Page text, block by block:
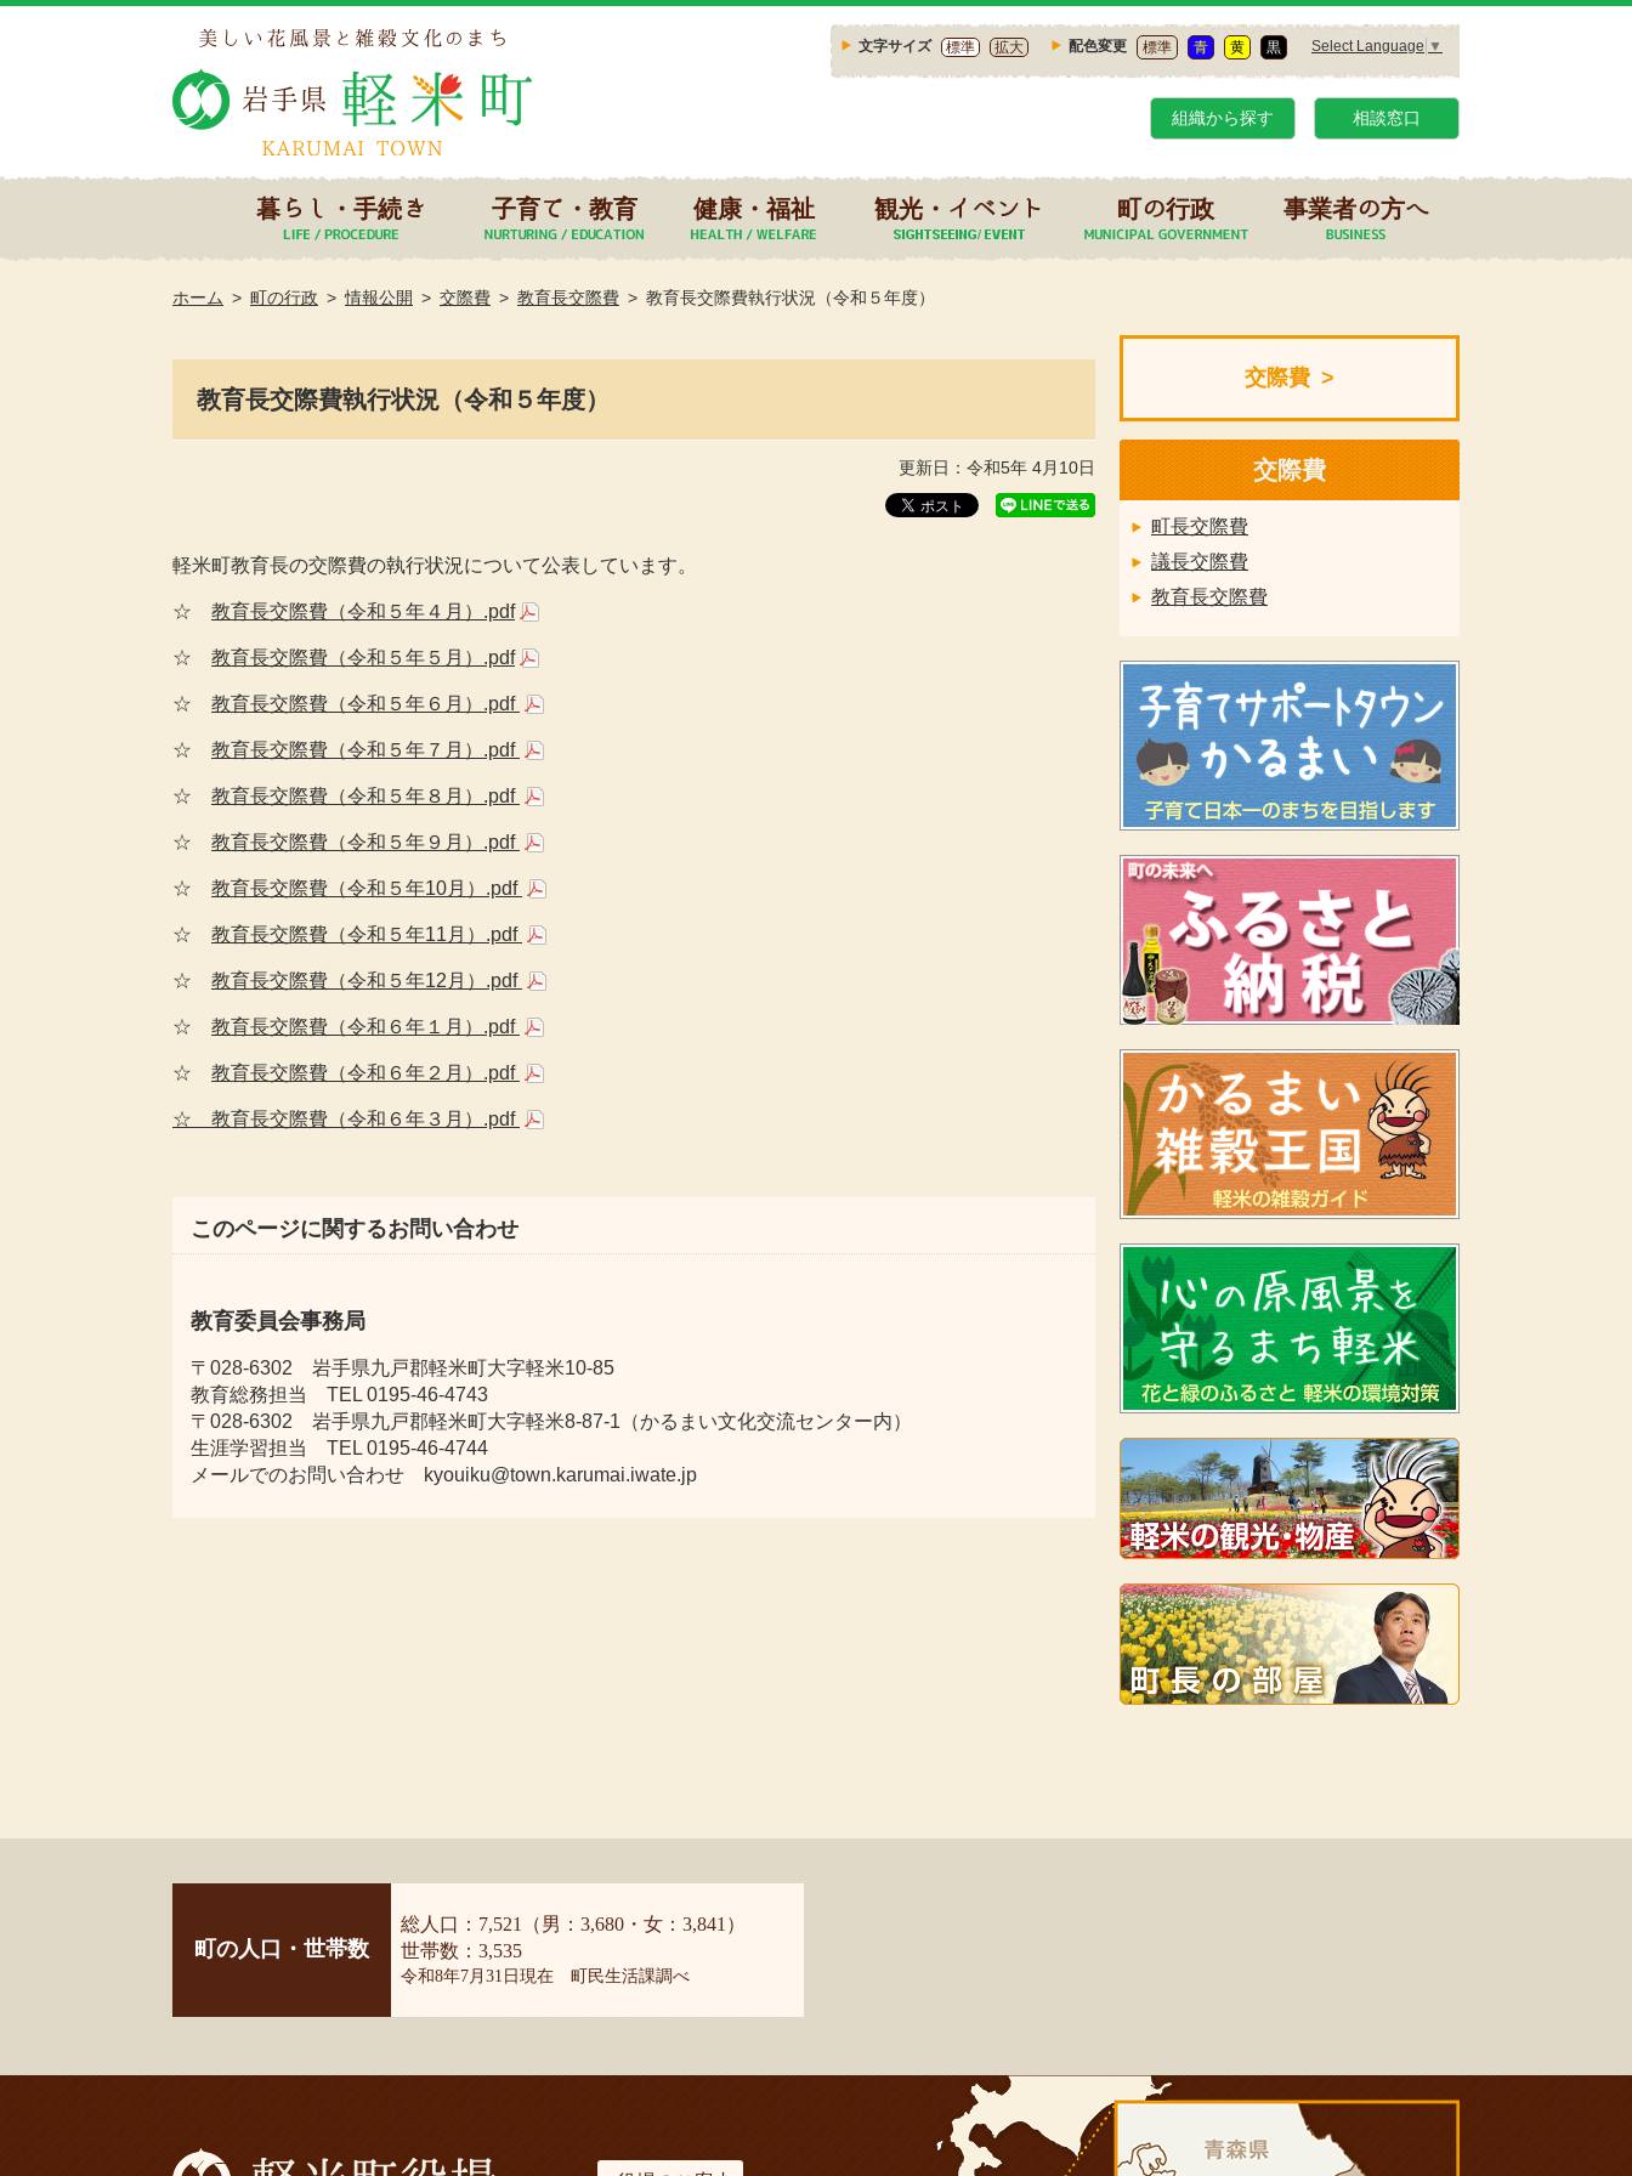
文字サイズ 標準 拡大 配色変更 標準 青 黄 黒 Select Language ▼
組織から探す 相談窓口
暮らし・手続き 子育て・教育 健康・福祉 観光・イベント 町の行政 事業者の方へ
ホーム 町の行政 情報公開 交際費 教育長交際費 教育長交際費執行状況（令和５年度）
教育長交際費執行状況（令和５年度）
更新日：令和5年 4月10日
軽米町教育長の交際費の執行状況について公表しています。
☆ 教育長交際費（令和５年４月）.pdf
☆ 教育長交際費（令和５年５月）.pdf
☆ 教育長交際費（令和５年６月）.pdf
☆ 教育長交際費（令和５年７月）.pdf
☆ 教育長交際費（令和５年８月）.pdf
☆ 教育長交際費（令和５年９月）.pdf
☆ 教育長交際費（令和５年10月）.pdf
☆ 教育長交際費（令和５年11月）.pdf
☆ 教育長交際費（令和５年12月）.pdf
☆ 教育長交際費（令和６年１月）.pdf
☆ 教育長交際費（令和６年２月）.pdf
☆ 教育長交際費（令和６年３ 月）.pdf
このページに関するお問い合わせ
教育委員会事務局
〒028-6302 岩手県九戸郡軽米町大字軽米10-85
教育総務担当 TEL 0195-46-4743
〒028-6302 岩手県九戸郡軽米町大字軽米8-87-1（かるまい文化交流センター内）
生涯学習担当 TEL 0195-46-4744
メールでのお問い合わせ kyouiku@town.karumai.iwate.jp
交際費
交際費
町長交際費
議長交際費
教育長交際費
町の人口・世帯数
総人口：7,521（男：3,680・女：3,841）
世帯数：3,535
令和8年7月31日現在 町民生活課調べ